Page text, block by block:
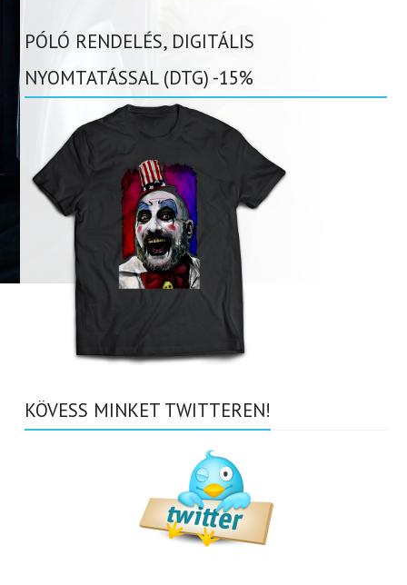
PÓLÓ RENDELÉS, DIGITÁLIS
NYOMTATÁSSAL (DTG) -15%
KÖVESS MINKET TWITTEREN!